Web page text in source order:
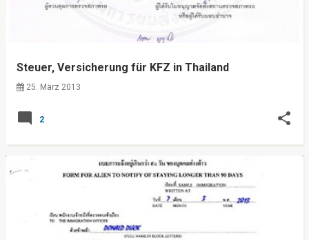
Steuer, Versicherung für KFZ in Thailand
25. März 2013
2